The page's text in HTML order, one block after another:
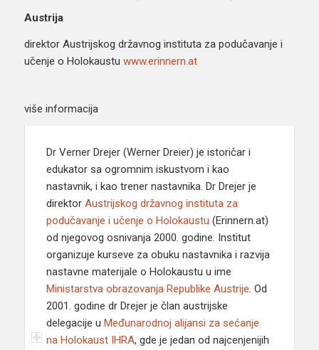
Austrija
direktor Austrijskog državnog instituta za podučavanje i
učenje o Holokaustu www.erinnern.at
više informacija
Dr Verner Drejer (Werner Dreier) je istoričar i
edukator sa ogromnim iskustvom i kao
nastavnik, i kao trener nastavnika. Dr Drejer je
direktor Austrijskog državnog instituta za
podučavanje i učenje o Holokaustu (Erinnern.at)
od njegovog osnivanja 2000. godine. Institut
organizuje kurseve za obuku nastavnika i razvija
nastavne materijale o Holokaustu u ime
Ministarstva obrazovanja Republike Austrije. Od
2001. godine dr Drejer je član austrijske
delegacije u Međunarodnoj alijansi za sećanje
na Holokaust IHRA, gde je jedan od najcenjenijih